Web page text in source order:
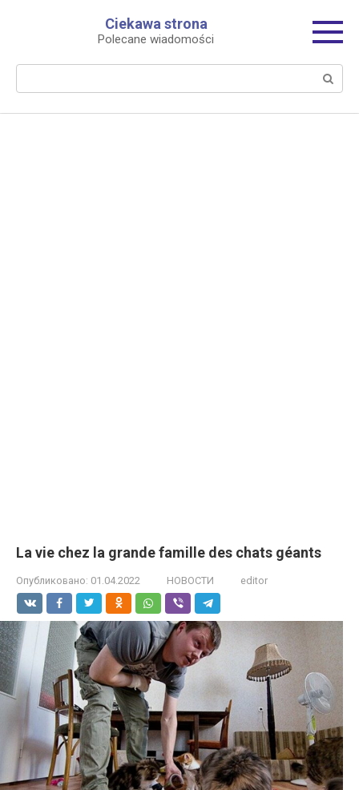
Ciekawa strona
Polecane wiadomości
La vie chez la grande famille des chats géants
Опубликовано: 01.04.2022 НОВОСТИ editor